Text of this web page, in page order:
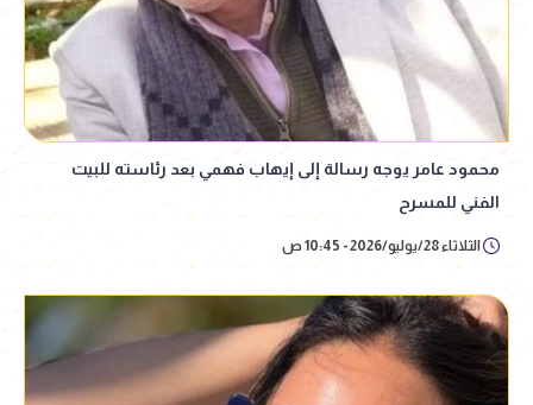
محمود عامر يوجه رسالة إلى إيهاب فهمي بعد رئاسته للبيت
الفني للمسرح
الثلاثاء 28/يوليو/2026 - 10:45 ص